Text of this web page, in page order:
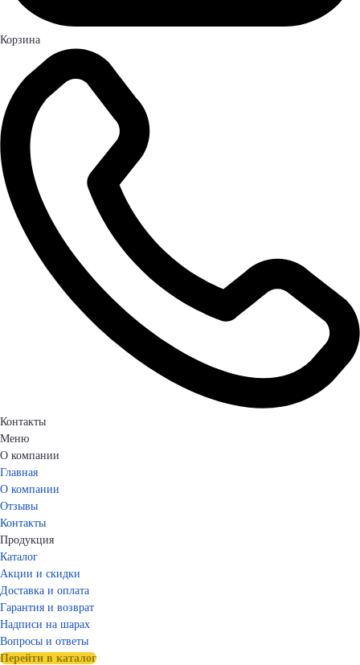
Корзина
Контакты
Меню
О компании
Главная
О компании
Отзывы
Контакты
Продукция
Каталог
Акции и скидки
Доставка и оплата
Гарантия и возврат
Надписи на шарах
Вопросы и ответы
Перейти в каталог